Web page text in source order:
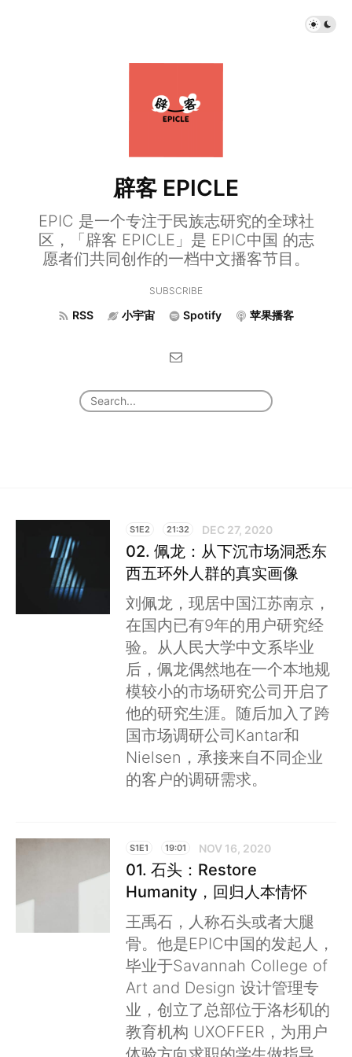
辟客 EPICLE
EPIC 是一个专注于民族志研究的全球社
区，「辟客 EPICLE」是 EPIC中国 的志
愿者们共同创作的一档中文播客节目。
SUBSCRIBE
RSS 小宇宙 Spotify 苹果播客
S1E2 21:32 DEC 27, 2020
02. 佩龙：从下沉市场洞悉东
西五环外人群的真实画像
刘佩龙，现居中国江苏南京，
在国内已有9年的用户研究经
验。从人民大学中文系毕业
后，佩龙偶然地在一个本地规
模较小的市场研究公司开启了
他的研究生涯。随后加入了跨
国市场调研公司Kantar和
Nielsen，承接来自不同企业
的客户的调研需求。
S1E1 19:01 NOV 16, 2020
01. 石头：Restore
Humanity，回归人本情怀
王禹石，人称石头或者大腿
骨。他是EPIC中国的发起人，
毕业于Savannah College of
Art and Design 设计管理专
业，创立了总部位于洛杉矶的
教育机构 UXOFFER，为用户